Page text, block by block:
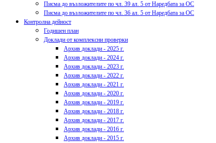
Писма до възложителите по чл. 39 ал. 5 от Наредбата за ОС
Писма до възложителите по чл. 36 ал. 5 от Наредбата за ОС
Контролна дейност
Годишен план
Доклади от комплексни проверки
Архив доклади - 2025 г.
Архив доклади - 2024 г.
Архив доклади - 2023 г.
Архив доклади - 2022 г.
Архив доклади - 2021 г.
Архив доклади - 2020 г.
Архив доклади - 2019 г.
Архив доклади - 2018 г.
Архив доклади - 2017 г.
Архив доклади - 2016 г.
Архив доклади - 2015 г.